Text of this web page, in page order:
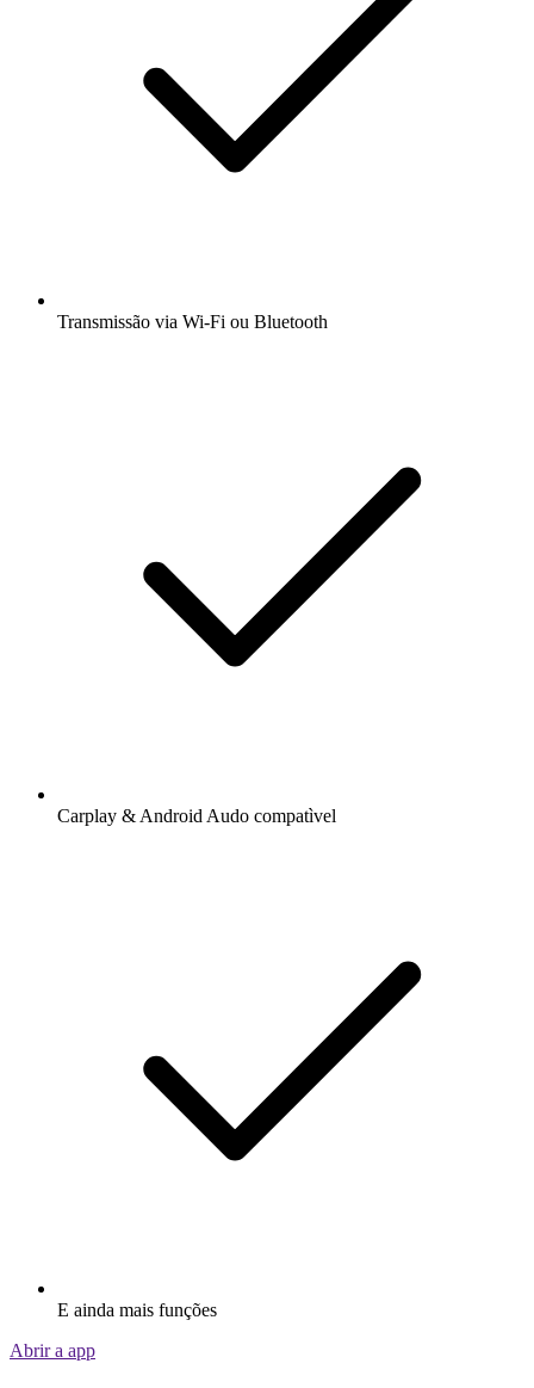
Transmissão via Wi-Fi ou Bluetooth
Carplay & Android Audo compatìvel
E ainda mais funções
Abrir a app